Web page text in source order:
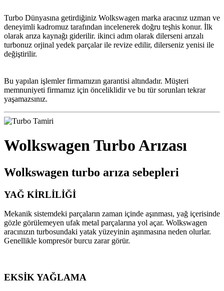
Turbo Dünyasına getirdiğiniz Wolkswagen marka aracınız uzman ve
deneyimli kadromuz tarafından incelenerek doğru teşhis konur. İlk
olarak arıza kaynağı giderilir. ikinci adım olarak dilerseni arızalı
turbonuz orjinal yedek parçalar ile revize edilir, dilerseniz yenisi ile
değiştirilir.
Bu yapılan işlemler firmamızın garantisi altındadır. Müşteri
memnuniyeti firmamız için önceliklidir ve bu tür sorunları tekrar
yaşamazsınız.
Wolkswagen Turbo Arızası
Wolkswagen turbo arıza sebepleri
YAĞ KİRLİLİĞİ
Mekanik sistemdeki parçaların zaman içinde aşınması, yağ içerisinde
gözle görülemeyen ufak metal parçalarına yol açar. Wolkswagen
aracınızın turbosundaki yatak yüzeyinin aşınmasına neden olurlar.
Genellikle kompresör burcu zarar görür.
EKSİK YAĞLAMA